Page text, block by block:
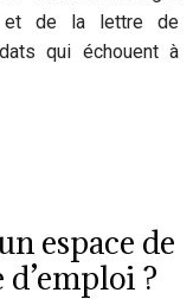
et de la lettre de
qui échouent à
espace de
?